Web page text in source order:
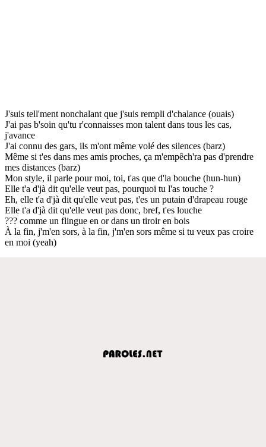
J'suis tell'ment nonchalant que j'suis rempli d'chalance (ouais)
J'ai pas b'soin qu'tu r'connaisses mon talent dans tous les cas,
j'avance
J'ai connu des gars, ils m'ont même volé des silences (barz)
Même si t'es dans mes amis proches, ça m'empêch'ra pas d'prendre
mes distances (barz)
Mon style, il parle pour moi, toi, t'as que d'la bouche (hun-hun)
Elle t'a d'jà dit qu'elle veut pas, pourquoi tu l'as touche ?
Eh, elle t'a d'jà dit qu'elle veut pas, t'es un putain d'drapeau rouge
Elle t'a d'jà dit qu'elle veut pas donc, bref, t'es louche
??? comme un flingue en or dans un tiroir en bois
À la fin, j'm'en sors, à la fin, j'm'en sors même si tu veux pas croire
en moi (yeah)